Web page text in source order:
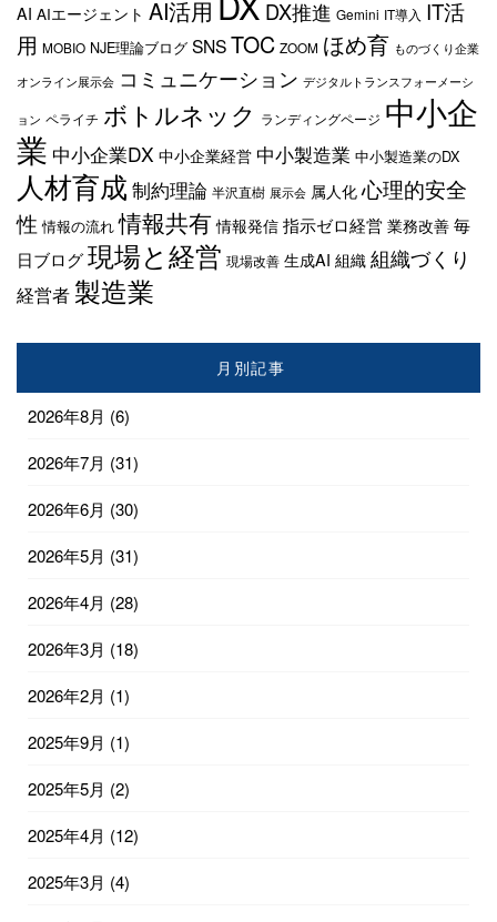
AI AIエージェント AI活用 DX推進 Gemini IT導入 IT活
用 MOBIO NJE理論ブログ SNSTOC ZOOM ほめ育 ものづくり企業
オンライン展示会 コミュニケーション デジタルトランスフォーメーシ
ョン ペライチ ボトルネック ランディングページ 中小企
業 中小企業DX 中小企業経営 中小製造業 中小製造業のDX
人材育成 制約理論 半沢直樹 展示会 属人化 心理的安全
性 情報の流れ 情報共有 情報発信 指示ゼロ経営 業務改善 毎
日ブログ現場と経営 現場改善 生成AI 組織 組織づくり
経営者 製造業
月別記事
2026年8月 (6)
2026年7月 (31)
2026年6月 (30)
2026年5月 (31)
2026年4月 (28)
2026年3月 (18)
2026年2月 (1)
2025年9月 (1)
2025年5月 (2)
2025年4月 (12)
2025年3月 (4)